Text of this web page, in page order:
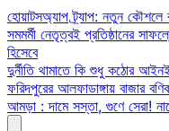
Skip
to
content
হোয়াটসঅ্যাপ ট্র্যাপ: নতুন কৌশলে
সমমর্মী নেতৃত্বই প্রতিষ্ঠানের
হিসেবে
দুর্নীতি থামাতে কি শুধু কঠোর
ফরিদপুরের আলফাডাঙ্গায় বাজার
আমড়া : দামে সস্তা, গুণে সেরা!